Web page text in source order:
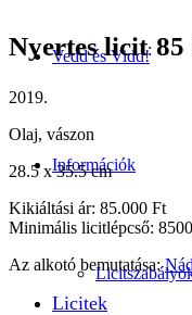
Vedd és Vidd!
Információk
Nyertes licit: 85
2019.
Olaj, vászon
28.5 x 35.5 cm
Kikiáltási ár: 85.000 Ft
Minimális licitlépcső:
Az alkotó bemutatása:
Licitek